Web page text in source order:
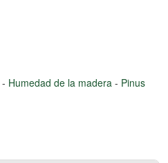
- Humedad de la madera - Pinus